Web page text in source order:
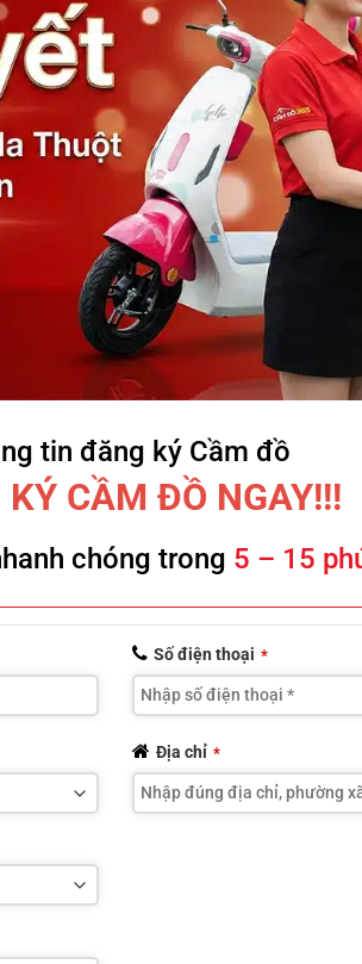
tin đăng ký Cầm đồ
CẦM ĐỒ NGAY!!!
chóng trong 5 – 15
Số điện thoại *
Địa chỉ *